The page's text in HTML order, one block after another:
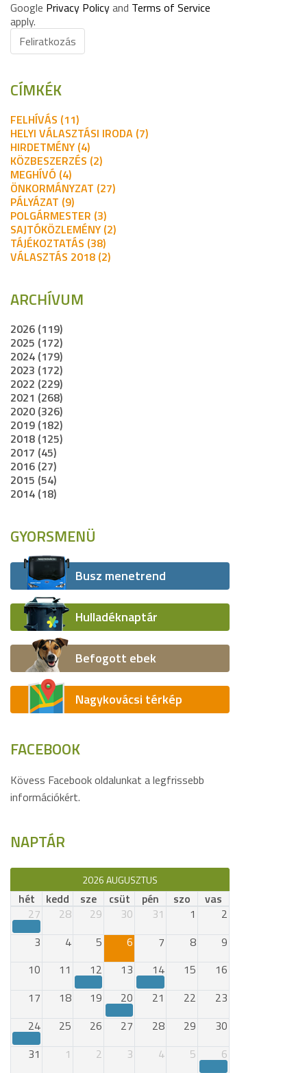
Google Privacy Policyand Terms of Service
apply.
Feliratkozás
CÍMKÉK
FELHÍVÁS (11)
HELYI VÁLASZTÁSI IRODA (7)
HIRDETMÉNY (4)
KÖZBESZERZÉS (2)
MEGHÍVÓ (4)
ÖNKORMÁNYZAT (27)
PÁLYÁZAT (9)
POLGÁRMESTER (3)
SAJTÓKÖZLEMÉNY (2)
TÁJÉKOZTATÁS (38)
VÁLASZTÁS 2018 (2)
ARCHÍVUM
2026 (119)
2025 (172)
2024 (179)
2023 (172)
2022 (229)
2021 (268)
2020 (326)
2019 (182)
2018 (125)
2017 (45)
2016 (27)
2015 (54)
2014 (18)
GYORSMENÜ
Busz menetrend
Hulladéknaptár
Befogott ebek
Nagykovácsi térkép
FACEBOOK
Kövess Facebook oldalunkat a legfrissebb
információkért.
NAPTÁR
2026 AUGUSZTUS
hét kedd sze csüt pén szo
vas
27
28 29 30 31 1
2
3
4 5 6 7 8
9
10
11 12 13 14 15
16
17
18 19 20 21 22
23
24
25 26 27 28 29
30
31
1 2 3 4 5 6